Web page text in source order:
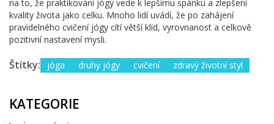
na to, že praktikování jógy vede k lepšímu spánku a zlepšení
kvality života jako celku. Mnoho lidí uvádí, že po zahájení
pravidelného cvičení jógy cítí větší klid, vyrovnanost a celkově
pozitivní nastavení mysli.
Štítky: jóga druhy jógy cvičení zdravý životní styl
KATEGORIE